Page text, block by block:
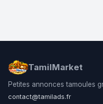
TamilMarket
Petites annonces tamoules
contact@tamilads.fr